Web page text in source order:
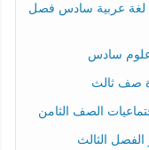
لغة عربية سادس فصل
علوم سادس
صف ثالث
الصف الثامن
الفصل الثالث